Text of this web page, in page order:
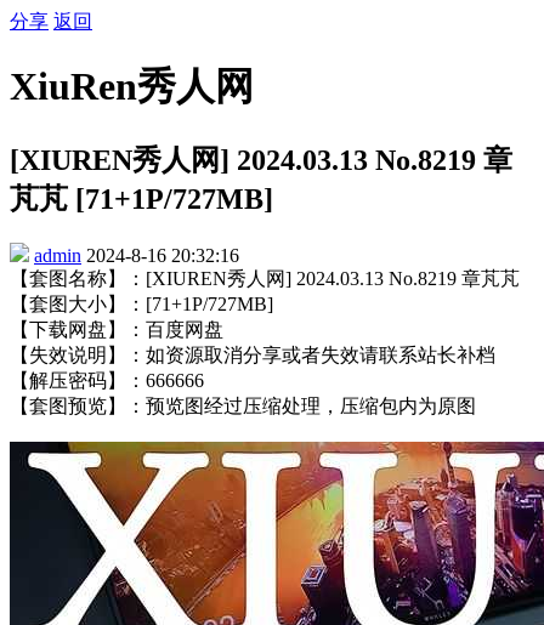
分享 返回
XiuRen秀人网
[XIUREN秀人网] 2024.03.13 No.8219 章
芃芃 [71+1P/727MB]
admin 2024-8-16 20:32:16
【套图名称】：[XIUREN秀人网] 2024.03.13 No.8219 章芃芃
【套图大小】：[71+1P/727MB]
【下载网盘】：百度网盘
【失效说明】：如资源取消分享或者失效请联系站长补档
【解压密码】：666666
【套图预览】：预览图经过压缩处理，压缩包内为原图